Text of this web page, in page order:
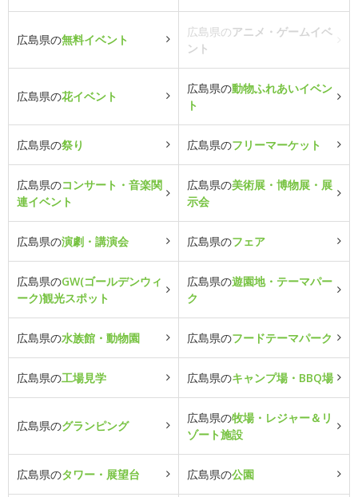
広島県の無料イベント
広島県のアニメ・ゲームイベ
ント
広島県の花イベント
広島県の動物ふれあいイベン
ト
広島県の祭り 広島県のフリーマーケット
広島県のコンサート・音楽関
連イベント
広島県の美術展・博物展・展
示会
広島県の演劇・講演会 広島県のフェア
広島県のGW(ゴールデンウィ
ーク)観光スポット
広島県の遊園地・テーマパー
ク
広島県の水族館・動物園 広島県のフードテーマパーク
広島県の工場見学 広島県のキャンプ場・BBQ場
広島県のグランピング
広島県の牧場・レジャー＆リ
ゾート施設
広島県のタワー・展望台 広島県の公園